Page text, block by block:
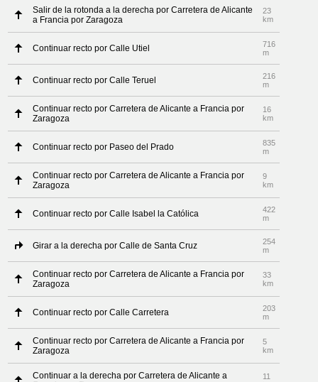
Salir de la rotonda a la derecha por Carretera de Alicante
a Francia por Zaragoza
23
km
Continuar recto por Calle Utiel
716
m
Continuar recto por Calle Teruel
216
m
Continuar recto por Carretera de Alicante a Francia por
Zaragoza
16
km
Continuar recto por Paseo del Prado
835
m
Continuar recto por Carretera de Alicante a Francia por
Zaragoza
9
km
Continuar recto por Calle Isabel la Católica
422
m
Girar a la derecha por Calle de Santa Cruz
254
m
Continuar recto por Carretera de Alicante a Francia por
Zaragoza
33
km
Continuar recto por Calle Carretera
203
m
Continuar recto por Carretera de Alicante a Francia por
Zaragoza
5
km
Continuar a la derecha por Carretera de Alicante a
11